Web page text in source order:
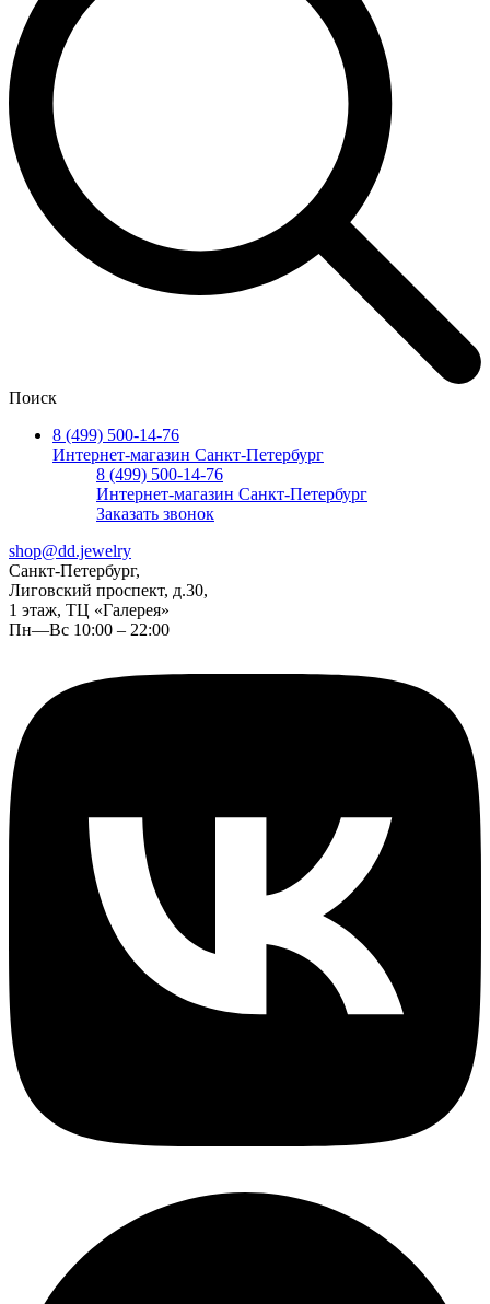
Поиск
8 (499) 500-14-76
Интернет-магазин Санкт-Петербург
8 (499) 500-14-76
Интернет-магазин Санкт-Петербург
Заказать звонок
shop@dd.jewelry
Санкт-Петербург,
Лиговский проспект, д.30,
1 этаж, ТЦ «Галерея»
Пн—Вс 10:00 – 22:00